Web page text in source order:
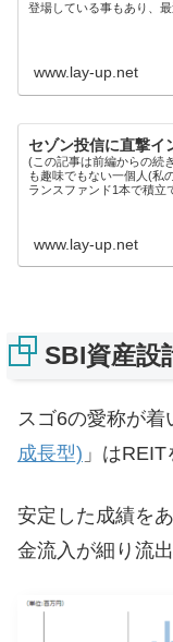
登場している事もあり、
www.lay-up.net
セゾン投信に直撃イ
(この記事は前編からの続
も趣味でもない一個人(私
ランスファンド1本で積立
www.lay-up.net
SBI資産設
スゴ6の愛称が着
成長型) 」はREIT
安定した成績を
金流入が細り流